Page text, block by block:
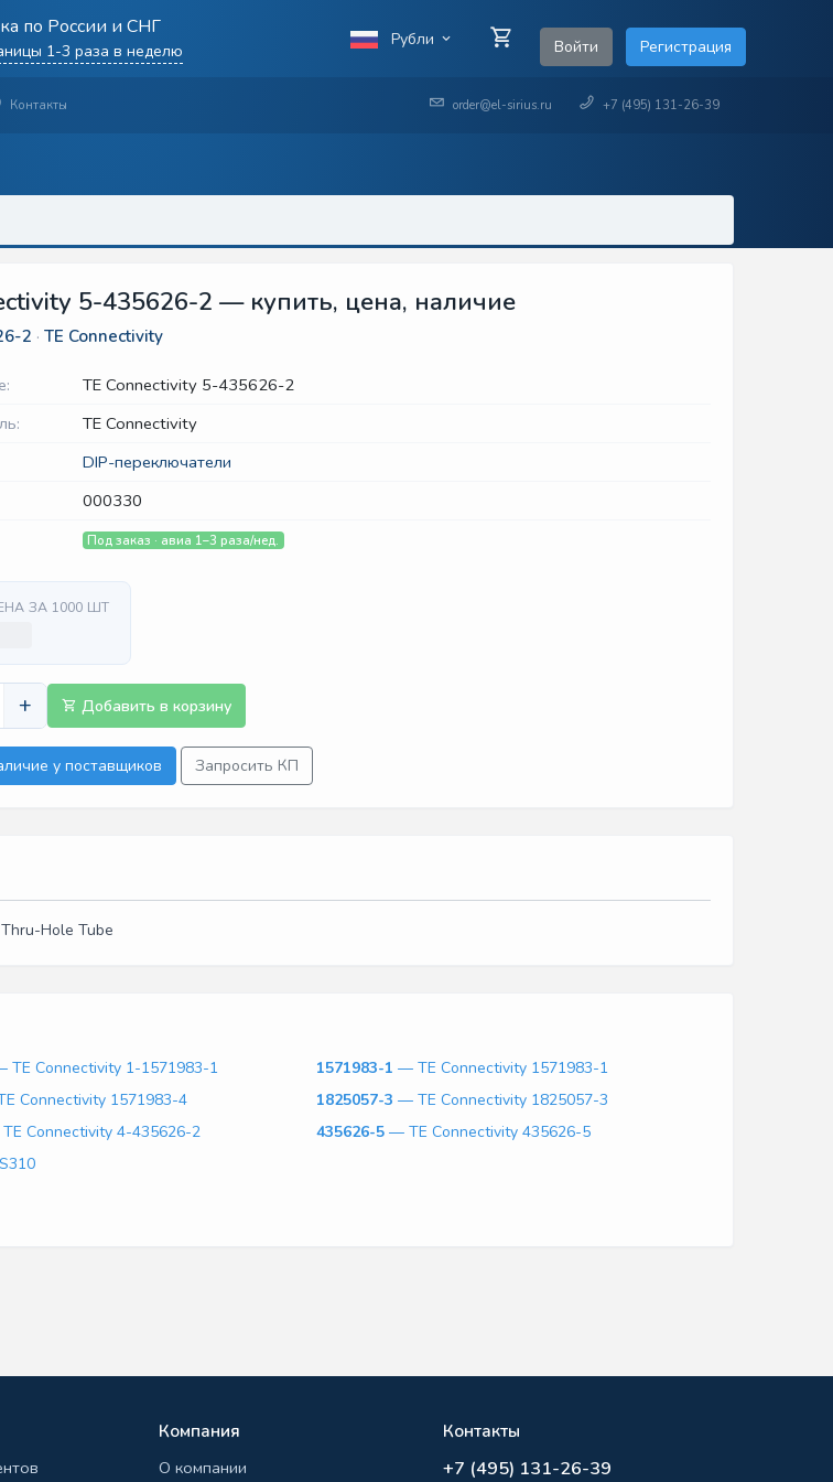
по России и СНГ
1-3 раза в неделю
Рубли Войти Регистрация
Контакты order@el-sirius.ru +7 (495) 131-26-39
5-435626-2 — купить, цена, наличие
2 · TE Connectivity
TE Connectivity 5-435626-2
TE Connectivity
DIP-переключатели
000330
Под заказ · авиа 1–3 раза/нед.
ЗА 1000 ШТ
+ Добавить в корзину
у поставщиков Запросить КП
Hole Tube
TE Connectivity 1-1571983-1 1571983-1 — TE Connectivity 1571983-1
Connectivity 1571983-4 1825057-3 — TE Connectivity 1825057-3
Connectivity 4-435626-2 435626-5 — TE Connectivity 435626-5
Компания
О компании
Контакты
+7 (495) 131-26-39